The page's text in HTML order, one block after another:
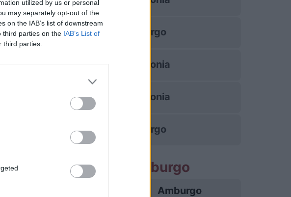
utilized by us or personal
may separately opt-out of the
on the IAB’s list of downstream
third parties on the IAB’s List of
parties.
1-3 Amburgo
2-1 FC Colonia
FC Colonia
Amburgo
Prossime partite Amburgo
Amburgo